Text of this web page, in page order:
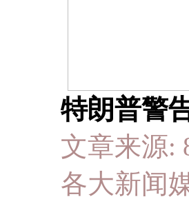
特朗普警
文章来源:
各大新闻